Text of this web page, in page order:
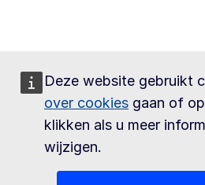
Deze website gebruikt
over cookies gaan of
klikken als u meer
wijzigen.